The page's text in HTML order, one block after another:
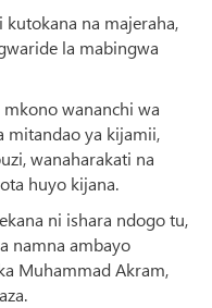
na majeraha,
la mabingwa
wananchi wa
mitandao ya kijamii,
wanaharakati na
huyo kijana.
ni ishara ndogo tu,
namna ambayo
Muhammad Akram,